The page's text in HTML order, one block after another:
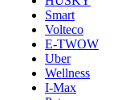
Smart
Volteco
E-TWOW
Uber
Wellness
I-Max